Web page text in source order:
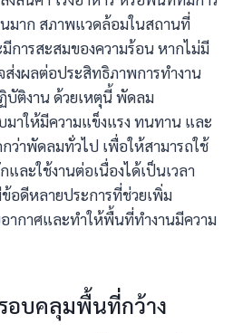
นมาก สภาพแวดล้อมในสถานที่
ารสะสมของความร้อน หากไม่มี
งผลต่อประสิทธิภาพการทำงาน
ติงาน ด้วยเหตุนี้ พัดลม
าให้มีความแข็งแรง ทนทาน และ
ว่าพัดลมทั่วไป เพื่อให้สามารถใช้
ละใช้งานต่อเนื่องได้เป็นเวลา
อดีหลายประการที่ช่วยเพิ่ม
ากาศและทำให้พื้นที่ทำงานมีความ
อบคลุมพื้นที่กว้าง